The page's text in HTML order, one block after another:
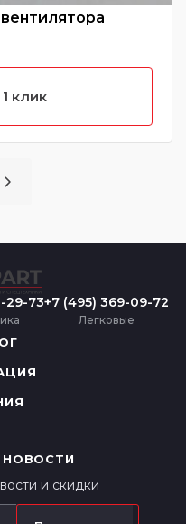
клик
29-73+7 (495) 369-09-72
Легковые
и скидки